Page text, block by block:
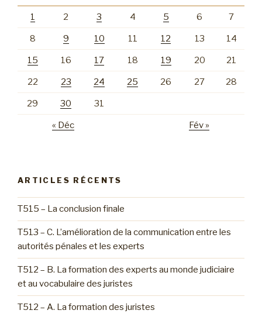
1 2 3 4 5 6 7
8 9 10 11 12 13 14
15 16 17 18 19 20 21
22 23 24 25 26 27 28
29 30 31
« Déc Fév »
ARTICLES RÉCENTS
T515 – La conclusion finale
T513 – C. L’amélioration de la communication entre les
autorités pénales et les experts
T512 – B. La formation des experts au monde judiciaire
et au vocabulaire des juristes
T512 – A. La formation des juristes